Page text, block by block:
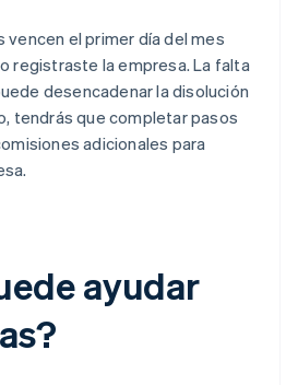
vencen el primer día del mes
registraste la empresa. La falta
desencadenar la disolución
tendrás que completar pasos
adicionales para
ayudar